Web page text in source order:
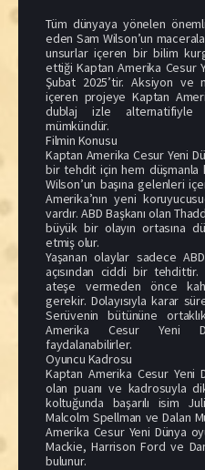
Tüm dünyaya yönelen
eden Sam Wilson’un
unsurlar içeren bir bilim
ettiği Kaptan Amerika Cesur
Şubat 2025’tir. Aksiyon ve
içeren projeye Kaptan
dublaj izle alternatifiyle
mümkündür.
Filmin Konusu
Kaptan Amerika Cesur Yeni
bir tehdit için hem düşmanla
Wilson’un başına gelenleri
Amerika’nın yeni
vardır. ABD Başkanı olan
büyük bir olayın ortasına
etmiş olur.
Yaşanan olaylar sadece
açısından ciddi bir tehdittir.
ateşe vermeden önce
gerekir. Dolayısıyla karar
Serüvenin bütününe
Amerika Cesur Yeni
faydalanabilirler.
Oyuncu Kadrosu
Kaptan Amerika Cesur Yeni
olan puanı ve kadrosuyla
koltuğunda başarılı isim
Malcolm Spellman ve Dalan
Amerika Cesur Yeni Dünya
Mackie, Harrison Ford ve
bulunur.